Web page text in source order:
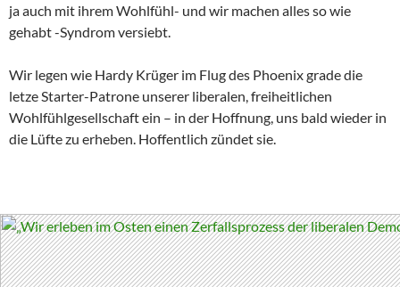
ja auch mit ihrem Wohlfühl- und wir machen alles so wie
gehabt -Syndrom versiebt.
Wir legen wie Hardy Krüger im Flug des Phoenix grade die
letze Starter-Patrone unserer liberalen, freiheitlichen
Wohlfühlgesellschaft ein – in der Hoffnung, uns bald wieder in
die Lüfte zu erheben. Hoffentlich zündet sie.